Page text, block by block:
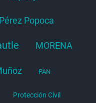
Popoca
MORENA
PAN
Protección Civil